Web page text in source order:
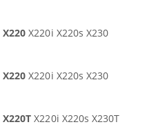
X220 X220i X220s X230
X220 X220i X220s X230
X220T X220i X220s X230T